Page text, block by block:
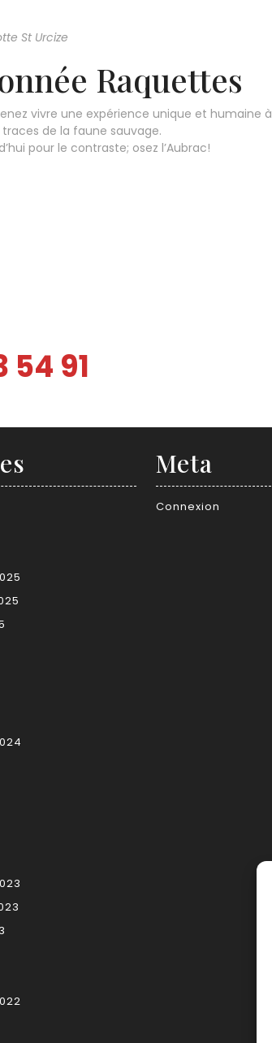
St Urcize
Raquettes
vivre une expérience unique et humaine à
de la faune sauvage.
pour le contraste; osez l’Aubrac!
54 91
Meta
Connexion